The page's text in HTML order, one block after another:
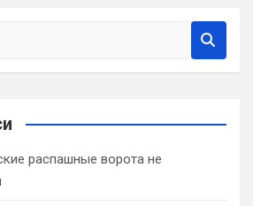
распашные ворота не